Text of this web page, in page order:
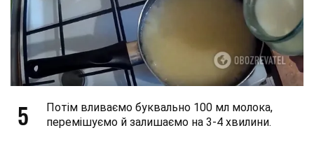
5
Потім вливаємо буквально 100 мл молока,
перемішуємо й залишаємо на 3-4 хвилини.